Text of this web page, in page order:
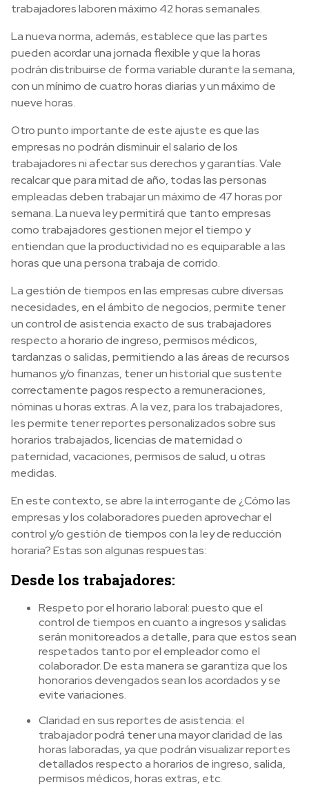
trabajadores laboren máximo 42 horas semanales.
La nueva norma, además, establece que las partes
pueden acordar una jornada flexible y que la horas
podrán distribuirse de forma variable durante la semana,
con un mínimo de cuatro horas diarias y un máximo de
nueve horas.
Otro punto importante de este ajuste es que las
empresas no podrán disminuir el salario de los
trabajadores ni afectar sus derechos y garantías. Vale
recalcar que para mitad de año, todas las personas
empleadas deben trabajar un máximo de 47 horas por
semana. La nueva ley permitirá que tanto empresas
como trabajadores gestionen mejor el tiempo y
entiendan que la productividad no es equiparable a las
horas que una persona trabaja de corrido.
La gestión de tiempos en las empresas cubre diversas
necesidades, en el ámbito de negocios, permite tener
un control de asistencia exacto de sus trabajadores
respecto a horario de ingreso, permisos médicos,
tardanzas o salidas, permitiendo a las áreas de recursos
humanos y/o finanzas, tener un historial que sustente
correctamente pagos respecto a remuneraciones,
nóminas u horas extras. A la vez, para los trabajadores,
les permite tener reportes personalizados sobre sus
horarios trabajados, licencias de maternidad o
paternidad, vacaciones, permisos de salud, u otras
medidas.
En este contexto, se abre la interrogante de ¿Cómo las
empresas y los colaboradores pueden aprovechar el
control y/o gestión de tiempos con la ley de reducción
horaria? Estas son algunas respuestas:
Desde los trabajadores:
Respeto por el horario laboral: puesto que el
control de tiempos en cuanto a ingresos y salidas
serán monitoreados a detalle, para que estos sean
respetados tanto por el empleador como el
colaborador. De esta manera se garantiza que los
honorarios devengados sean los acordados y se
evite variaciones.
Claridad en sus reportes de asistencia: el
trabajador podrá tener una mayor claridad de las
horas laboradas, ya que podrán visualizar reportes
detallados respecto a horarios de ingreso, salida,
permisos médicos, horas extras, etc.